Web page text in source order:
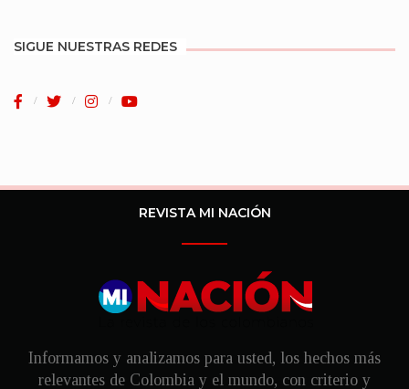
SIGUE NUESTRAS REDES
REVISTA MI NACIÓN
Informamos y analizamos para usted, los hechos más
relevantes de Colombia y el mundo, con criterio y